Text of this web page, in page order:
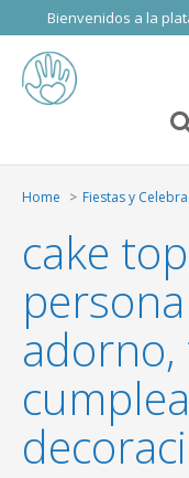
Bienvenidos a la
Home Fiestas y
cake
adorno,